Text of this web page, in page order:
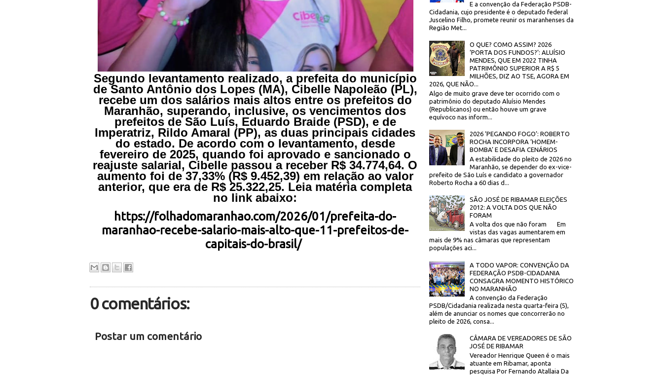
Segundo levantamento realizado, a prefeita do município
de Santo Antônio dos Lopes (MA), Cibelle Napoleão (PL),
recebe um dos salários mais altos entre os prefeitos do
Maranhão, superando, inclusive, os vencimentos dos
prefeitos de São Luís, Eduardo Braide (PSD), e de
Imperatriz, Rildo Amaral (PP), as duas principais cidades
do estado. De acordo com o levantamento, desde
fevereiro de 2025, quando foi aprovado e sancionado o
reajuste salarial, Cibelle passou a receber R$ 34.774,64. O
aumento foi de 37,33% (R$ 9.452,39) em relação ao valor
anterior, que era de R$ 25.322,25. Leia matéria completa
no link abaixo:
https://folhadomaranhao.com/2026/01/prefeita-do-
maranhao-recebe-salario-mais-alto-que-11-prefeitos-de-
capitais-do-brasil/
0 comentários:
Postar um comentário
E a convenção da Federação PSDB-
Cidadania, cujo presidente é o deputado federal
Juscelino Filho, promete reunir os maranhenses da
Região Met...
O QUE? COMO ASSIM? 2026
‘PORTA DOS FUNDOS?’: ALUÍSIO
MENDES, QUE EM 2022 TINHA
PATRIMÔNIO SUPERIOR A R$ 5
MILHÕES, DIZ AO TSE, AGORA EM
2026, QUE NÃO...
Algo de muito grave deve ter ocorrido com o
patrimônio do deputado Aluísio Mendes
(Republicanos) ou então houve um grave
equívoco nas inform...
2026 ‘PEGANDO FOGO’: ROBERTO
ROCHA INCORPORA ‘HOMEM-
BOMBA’ E DESAFIA CENÁRIOS
A estabilidade do pleito de 2026 no
Maranhão, se depender do ex-vice-
prefeito de São Luís e candidato a governador
Roberto Rocha a 60 dias d...
SÃO JOSÉ DE RIBAMAR ELEIÇÕES
2012: A VOLTA DOS QUE NÃO
FORAM
A volta dos que não foram Em
vistas das vagas aumentarem em
mais de 9% nas câmaras que representam
populações aci...
A TODO VAPOR: CONVENÇÃO DA
FEDERAÇÃO PSDB-CIDADANIA
CONSAGRA MOMENTO HISTÓRICO
NO MARANHÃO
A convenção da Federação
PSDB/Cidadania realizada nesta quarta-feira (5),
além de anunciar os nomes que concorrerão no
pleito de 2026, consa...
CÂMARA DE VEREADORES DE SÃO
JOSÉ DE RIBAMAR
Vereador Henrique Queen é o mais
atuante em Ribamar, aponta
pesquisa Por Fernando Atallaia Da